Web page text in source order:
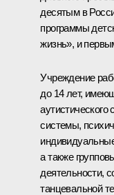
десятым в
программы
жизнь», и
Учреждение
до 14 лет,
системы,
а также
деятельности,
танцевальной